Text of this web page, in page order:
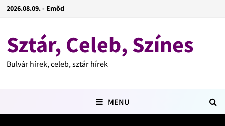
2026.08.09. - Emõd
Sztár, Celeb, Színes
Bulvár hírek, celeb, sztár hírek
MENU